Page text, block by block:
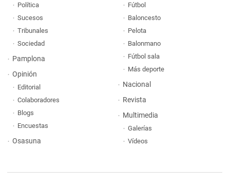
Política
Sucesos
Tribunales
Sociedad
Pamplona
Opinión
Editorial
Colaboradores
Blogs
Encuestas
Osasuna
Fútbol
Baloncesto
Pelota
Balonmano
Fútbol sala
Más deporte
Nacional
Revista
Multimedia
Galerías
Vídeos